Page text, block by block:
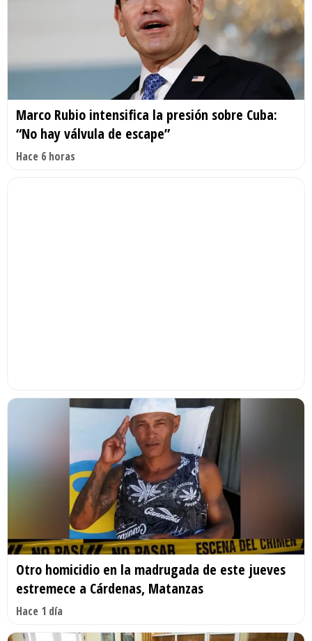
Marco Rubio intensifica la presión sobre Cuba:
“No hay válvula de escape”
Hace 6 horas
Otro homicidio en la madrugada de este jueves
estremece a Cárdenas, Matanzas
Hace 1 día